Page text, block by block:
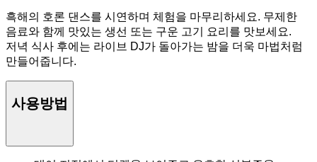
흑해의 호론 댄스를 시연하며 체험을 마무리하세요. 무제한
음료와 함께 맛있는 생선 또는 구운 고기 요리를 맛보세요.
저녁 식사 후에는 라이브 DJ가 돌아가는 밤을 더욱 마법처럼
만들어줍니다.
사용방법